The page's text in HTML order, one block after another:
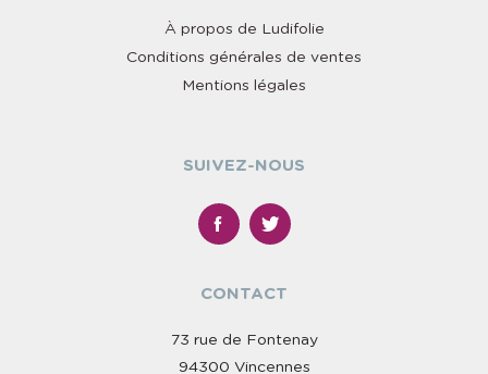
À propos de Ludifolie
Conditions générales de ventes
Mentions légales
SUIVEZ-NOUS
CONTACT
73 rue de Fontenay
94300 Vincennes